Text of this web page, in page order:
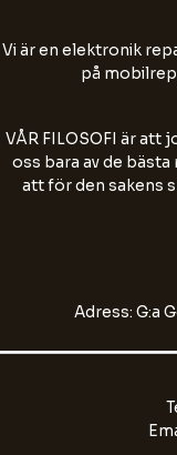
Vi är en elektronik
på
VÅR FILOSOFI är att
oss bara av de
att för den sakens
Adress: G:a
Fyll i ditt
eller
Name